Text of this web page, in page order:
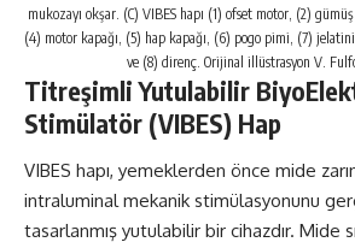
mukozayı okşar. (C) VIBES hapı (1) ofset motor, (2)
(4) motor kapağı, (5) hap kapağı, (6) pogo pimi, (7)
ve (8) direnç. Orijinal illüstrasyon V.
Titreşimli Yutulabilir
Stimülatör (VIBES) Hap
VIBES hapı, yemeklerden önce mide
intraluminal mekanik stimülasyonunu
tasarlanmış yutulabilir bir cihazdır. Mide